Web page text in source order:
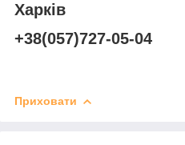
Харків
+38(057)727-05-04
Приховати